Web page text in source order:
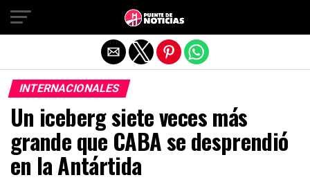
INTERNACIONALES
Un iceberg siete veces más
grande que CABA se desprendió
en la Antártida
Salir de la versión móvil